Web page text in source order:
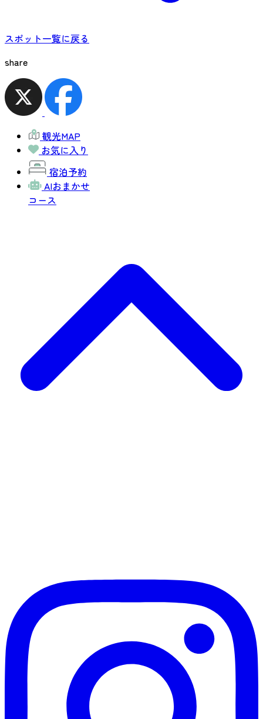
スポット一覧に戻る
share
観光MAP
お気に入り
宿泊予約
AIおまかせ
コース